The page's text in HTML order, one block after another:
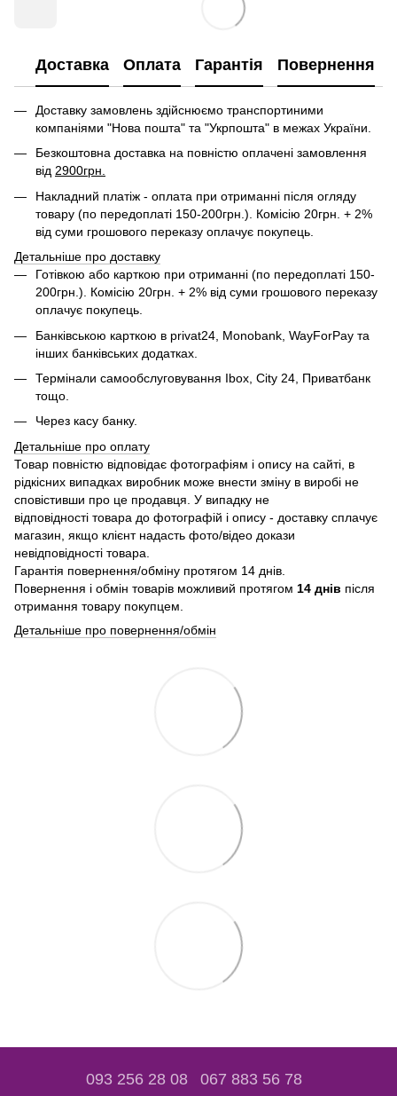
Доставка Оплата Гарантія Повернення
Доставку замовлень здійснюємо транспортиними
компаніями "Нова пошта" та "Укрпошта" в межах України.
Безкоштовна доставка на повністю оплачені замовлення
від 2900грн.
Накладний платіж - оплата при отриманні після огляду
товару (по передоплаті 150-200грн.). Комісію 20грн. + 2%
від суми грошового переказу оплачує покупець.
Детальніше про доставку
Готівкою або карткою при отриманні (по передоплаті 150-
200грн.). Комісію 20грн. + 2% від суми грошового переказу
оплачує покупець.
Банківською карткою в privat24, Monobank, WayForPay та
інших банківських додатках.
Термінали самообслуговування Ibox, City 24, Приватбанк
тощо.
Через касу банку.
Детальніше про оплату
Товар повністю відповідає фотографіям і опису на сайті, в
рідкісних випадках виробник може внести зміну в виробі не
сповістивши про це продавця. У випадку не
відповідності товара до фотографій і опису - доставку сплачує
магазин, якщо клієнт надасть фото/відео докази
невідповідності товара.
Гарантія повернення/обміну протягом 14 днів.
Повернення і обмін товарів можливий протягом 14 днів після
отримання товару покупцем.
Детальніше про повернення/обмін
093 256 28 08 067 883 56 78